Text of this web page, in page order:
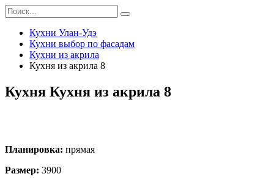
Кухни Улан-Удэ
Кухни выбор по фасадам
Кухни из акрила
Кухня из акрила 8
Кухня Кухня из акрила 8
Планировка: прямая
Размер: 3900